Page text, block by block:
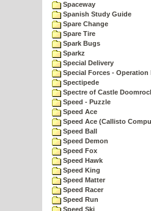
Spaceway
Spanish Study Guide
Spare Change
Spare Tire
Spark Bugs
Sparkz
Special Delivery
Special Forces - Operation
Spectipede
Spectre of Castle
Speed - Puzzle
Speed Ace
Speed Ace (Callisto
Speed Ball
Speed Demon
Speed Fox
Speed Hawk
Speed King
Speed Matter
Speed Racer
Speed Run
Speed Ski